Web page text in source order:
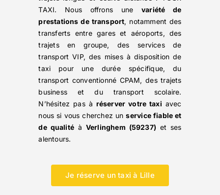
TAXI. Nous offrons unevariété de
prestations de transport, notamment des
transferts entre gares et aéroports, des
trajets en groupe, des services de
transport VIP, des mises à disposition de
taxi pour une durée spécifique, du
transport conventionné CPAM, des trajets
business et du transport scolaire.
N’hésitez pas à réserver votre taxi avec
nous si vous cherchez unservice fiable et
de qualité à Verlinghem (59237) et ses
alentours.
Je réserve un taxi à Lille